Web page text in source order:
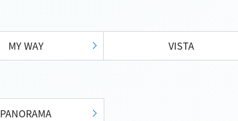
MY WAY VISTA
PANORAMA